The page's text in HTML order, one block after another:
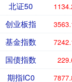
北证50
创业板指
基金指数
国债指数
期指IC0